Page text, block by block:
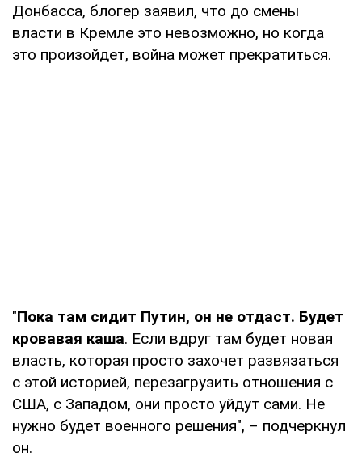
Донбасса, блогер заявил, что до смены
власти в Кремле это невозможно, но когда
это произойдет, война может прекратиться.
"Пока там сидит Путин, он не отдаст. Будет
кровавая каша. Если вдруг там будет новая
власть, которая просто захочет развязаться
с этой историей, перезагрузить отношения с
США, с Западом, они просто уйдут сами. Не
нужно будет военного решения", – подчеркнул
он.